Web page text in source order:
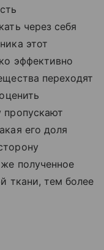
через себя
этот
эффективно
переходят
пропускают
его доля
полученное
ткани, тем более